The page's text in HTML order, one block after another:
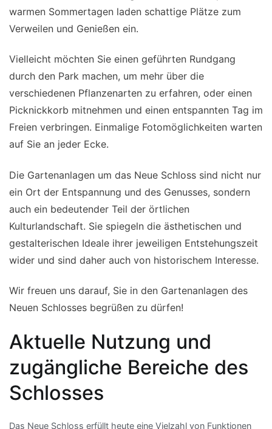
warmen Sommertagen laden schattige Plätze zum
Verweilen und Genießen ein.
Vielleicht möchten Sie einen geführten Rundgang
durch den Park machen, um mehr über die
verschiedenen Pflanzenarten zu erfahren, oder einen
Picknickkorb mitnehmen und einen entspannten Tag im
Freien verbringen. Einmalige Fotomöglichkeiten warten
auf Sie an jeder Ecke.
Die Gartenanlagen um das Neue Schloss sind nicht nur
ein Ort der Entspannung und des Genusses, sondern
auch ein bedeutender Teil der örtlichen
Kulturlandschaft. Sie spiegeln die ästhetischen und
gestalterischen Ideale ihrer jeweiligen Entstehungszeit
wider und sind daher auch von historischem Interesse.
Wir freuen uns darauf, Sie in den Gartenanlagen des
Neuen Schlosses begrüßen zu dürfen!
Aktuelle Nutzung und
zugängliche Bereiche des
Schlosses
Das Neue Schloss erfüllt heute eine Vielzahl von Funktionen